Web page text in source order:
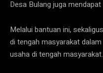
Desa Bulang juga
Melalui bantuan ini,
di tengah masyarakat
usaha di tengah masyarakat.